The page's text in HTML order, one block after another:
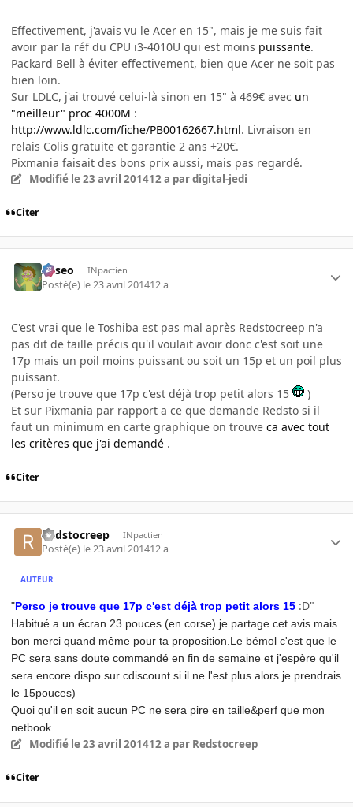
Effectivement, j'avais vu le Acer en 15", mais je me suis fait
avoir par la réf du CPU i3-4010U qui est moins puissante.
Packard Bell à éviter effectivement, bien que Acer ne soit pas
bien loin.
Sur LDLC, j'ai trouvé celui-là sinon en 15" à 469€ avec un
"meilleur" proc 4000M :
http://www.ldlc.com/fiche/PB00162667.html. Livraison en
relais Colis gratuite et garantie 2 ans +20€.
Pixmania faisait des bons prix aussi, mais pas regardé.
Modifié le 23 avril 201412 a par digital-jedi
Citer
Asseo INpactien
Posté(e) le 23 avril 201412 a
C'est vrai que le Toshiba est pas mal après Redstocreep n'a
pas dit de taille précis qu'il voulait avoir donc c'est soit une
17p mais un poil moins puissant ou soit un 15p et un poil plus
puissant.
(Perso je trouve que 17p c'est déjà trop petit alors 15
)
Et sur Pixmania par rapport a ce que demande Redsto si il
faut un minimum en carte graphique on trouve ca avec tout
les critères que j'ai demandé .
Citer
Redstocreep INpactien
Posté(e) le 23 avril 201412 a
AUTEUR
"Perso je trouve que 17p c'est déjà trop petit alors 15 :D"
Habitué a un écran 23 pouces (en corse) je partage cet avis mais
bon merci quand même pour ta proposition.Le bémol c'est que le
PC sera sans doute commandé en fin de semaine et j'espère qu'il
sera encore dispo sur cdiscount si il ne l'est plus alors je prendrais
le 15pouces)
Quoi qu'il en soit aucun PC ne sera pire en taille&perf que mon
netbook.
Modifié le 23 avril 201412 a par Redstocreep
Citer